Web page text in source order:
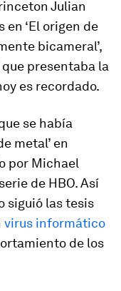
Julian
‘El origen de
bicameral’,
que presentaba la
es recordado.
se había
metal’ en
por Michael
de HBO. Así
siguió las tesis
virus informático
de los